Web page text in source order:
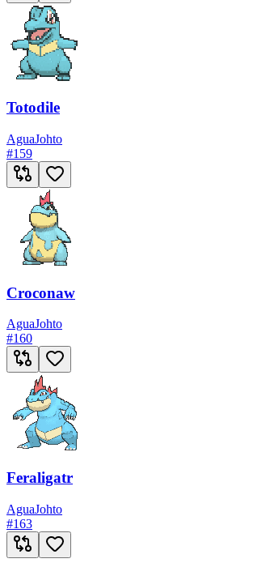
Totodile
AguaJohto
#159
Croconaw
AguaJohto
#160
Feraligatr
AguaJohto
#163